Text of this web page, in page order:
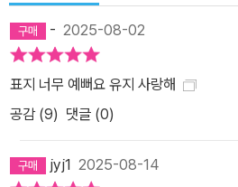
- 2025-08-02
표지 너무 예뻐요 유지 사랑해
공감 (9) 댓글 (0)
jyj1 2025-08-14